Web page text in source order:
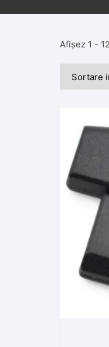
Afișez 1 -